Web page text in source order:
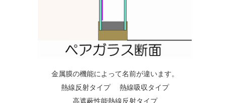
金属膜の機能によって名前が違います。
熱線反射タイプ 熱線吸収タイプ
高遮蔽性能熱線反射タイプ